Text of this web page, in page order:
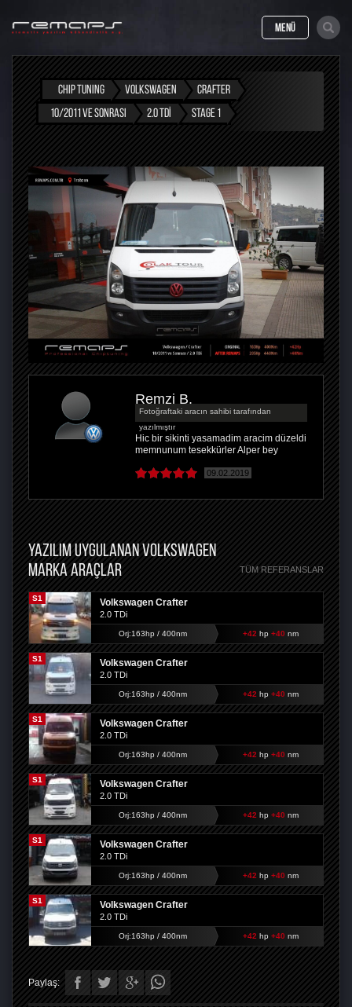
MENÜ
CHIP TUNING VOLKSWAGEN
CRAFTER
10/2011 VE SONRASI
2.0 TDI STAGE 1
Remzi B.
Fotoğraftaki aracın sahibi tarafından
yazılmıştır
Hic bir sikinti yasamadim aracim düzeldi
memnunum tesekkürler Alper bey
09.02.2019
YAZILIM UYGULANAN VOLKSWAGEN
MARKA ARAÇLAR
TÜM REFERANSLAR
S1 Volkswagen Crafter
2.0 TDi
Orj:163hp / 400nm +42 hp +40 nm
S1 Volkswagen Crafter
2.0 TDi
Orj:163hp / 400nm +42 hp +40 nm
S1 Volkswagen Crafter
2.0 TDi
Orj:163hp / 400nm +42 hp +40 nm
S1 Volkswagen Crafter
2.0 TDi
Orj:163hp / 400nm +42 hp +40 nm
S1 Volkswagen Crafter
2.0 TDi
Orj:163hp / 400nm +42 hp +40 nm
S1 Volkswagen Crafter
2.0 TDi
Orj:163hp / 400nm +42 hp +40 nm
Paylaş: